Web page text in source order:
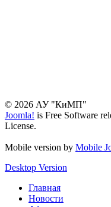
© 2026 АУ "КиМП"
Joomla! is Free Software
License.
Mobile version by Mobile
Desktop Version
Главная
Новости